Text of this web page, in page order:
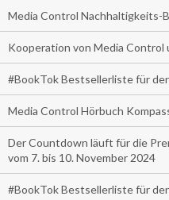
Media Control Nachhaltigkeits-
Kooperation von Media Control
#BookTok Bestsellerliste für
Media Control Hörbuch
Der Countdown läuft für die
vom 7. bis 10. November 2024
#BookTok Bestsellerliste für